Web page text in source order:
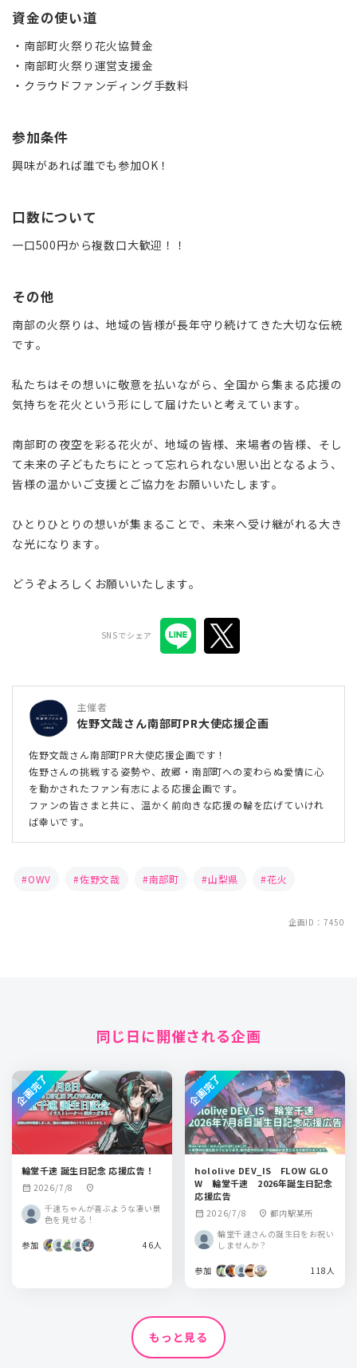
資金の使い道
・南部町火祭り花火協賛金
・南部町火祭り運営支援金
・クラウドファンディング手数料
参加条件
興味があれば誰でも参加OK！
口数について
一口500円から複数口大歓迎！！
その他
南部の火祭りは、地域の皆様が長年守り続けてきた大切な伝統
です。
私たちはその想いに敬意を払いながら、全国から集まる応援の
気持ちを花火という形にして届けたいと考えています。
南部町の夜空を彩る花火が、地域の皆様、来場者の皆様、そし
て未来の子どもたちにとって忘れられない思い出となるよう、
皆様の温かいご支援とご協力をお願いいたします。
ひとりひとりの想いが集まることで、未来へ受け継がれる大き
な光になります。
どうぞよろしくお願いいたします。
SNSでシェア
主催者
佐野文哉さん南部町PR大使応援企画
佐野文哉さん南部町PR大使応援企画です！
佐野さんの挑戦する姿勢や、故郷・南部町への変わらぬ愛情に心
を動かされたファン有志による応援企画です。
ファンの皆さまと共に、温かく前向きな応援の輪を広げていけれ
ば幸いです。
OWV 佐野文哉 南部町 山梨県 花火
企画ID：7450
同じ日に開催される企画
輪堂千速 誕生日記念 応援広告！
calendar_month 2026/7/8 location_on
千速ちゃんが喜ぶような凄い景
色を見せる！
参加 46人
企画完了
hololive DEV_IS FLOW GLO
W 輪堂千速 2026年誕生日記念
応援広告
calendar_month 2026/7/8 location_on 都内駅某所
輪堂千速さんの誕生日をお祝い
しませんか？
参加 118人
企画完了
もっと見る